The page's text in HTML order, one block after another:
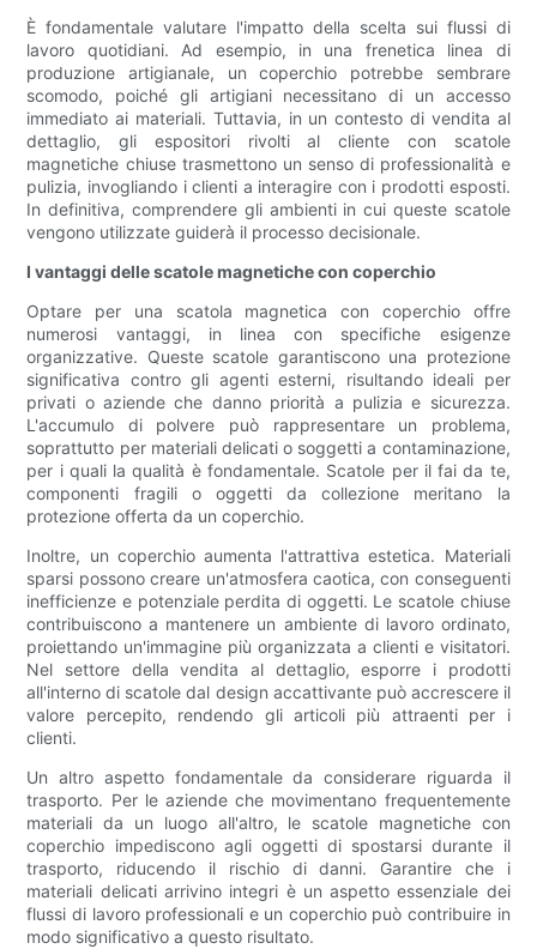
È fondamentale valutare l'impatto della scelta sui flussi di
lavoro quotidiani. Ad esempio, in una frenetica linea di
produzione artigianale, un coperchio potrebbe sembrare
scomodo, poiché gli artigiani necessitano di un accesso
immediato ai materiali. Tuttavia, in un contesto di vendita al
dettaglio, gli espositori rivolti al cliente con scatole
magnetiche chiuse trasmettono un senso di professionalità e
pulizia, invogliando i clienti a interagire con i prodotti esposti.
In definitiva, comprendere gli ambienti in cui queste scatole
vengono utilizzate guiderà il processo decisionale.
I vantaggi delle scatole magnetiche con coperchio
Optare per una scatola magnetica con coperchio offre
numerosi vantaggi, in linea con specifiche esigenze
organizzative. Queste scatole garantiscono una protezione
significativa contro gli agenti esterni, risultando ideali per
privati ​​o aziende che danno priorità a pulizia e sicurezza.
L'accumulo di polvere può rappresentare un problema,
soprattutto per materiali delicati o soggetti a contaminazione,
per i quali la qualità è fondamentale. Scatole per il fai da te,
componenti fragili o oggetti da collezione meritano la
protezione offerta da un coperchio.
Inoltre, un coperchio aumenta l'attrattiva estetica. Materiali
sparsi possono creare un'atmosfera caotica, con conseguenti
inefficienze e potenziale perdita di oggetti. Le scatole chiuse
contribuiscono a mantenere un ambiente di lavoro ordinato,
proiettando un'immagine più organizzata a clienti e visitatori.
Nel settore della vendita al dettaglio, esporre i prodotti
all'interno di scatole dal design accattivante può accrescere il
valore percepito, rendendo gli articoli più attraenti per i
clienti.
Un altro aspetto fondamentale da considerare riguarda il
trasporto. Per le aziende che movimentano frequentemente
materiali da un luogo all'altro, le scatole magnetiche con
coperchio impediscono agli oggetti di spostarsi durante il
trasporto, riducendo il rischio di danni. Garantire che i
materiali delicati arrivino integri è un aspetto essenziale dei
flussi di lavoro professionali e un coperchio può contribuire in
modo significativo a questo risultato.